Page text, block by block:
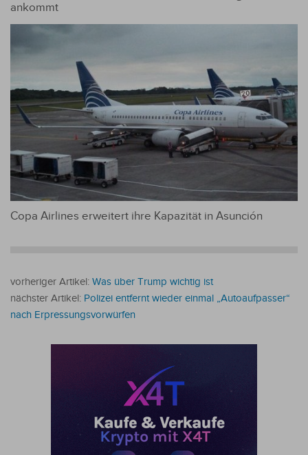
ankommt
Copa Airlines erweitert ihre Kapazität in Asunción
vorheriger Artikel: Was über Trump wichtig ist
nächster Artikel: Polizei entfernt wieder einmal „Autoaufpasser“
nach Erpressungsvorwürfen